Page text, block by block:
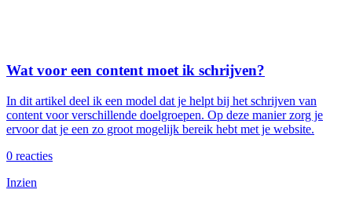
Wat voor een content moet ik schrijven?
In dit artikel deel ik een model dat je helpt bij het schrijven van
content voor verschillende doelgroepen. Op deze manier zorg je
ervoor dat je een zo groot mogelijk bereik hebt met je website.
0 reacties
Inzien